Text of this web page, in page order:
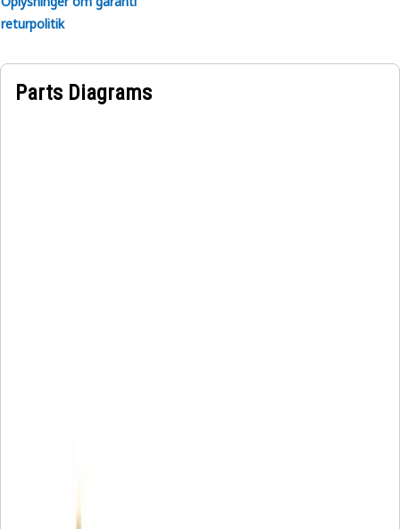
returpolitik
Parts Diagrams